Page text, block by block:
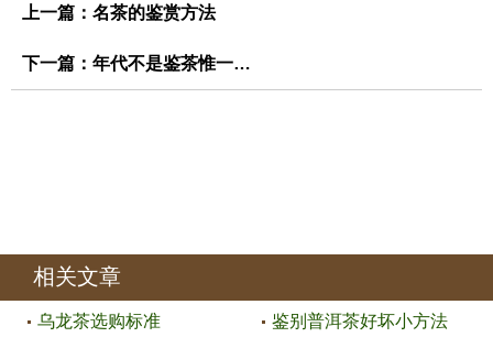
上一篇： 名茶的鉴赏方法
下一篇： 年代不是鉴茶惟一标准
相关文章
乌龙茶选购标准 鉴别普洱茶好坏小方法